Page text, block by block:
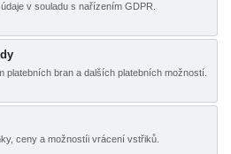
v souladu s nařízením GDPR.
platebních bran a dalších platebních možností.
ceny a možnostíi vrácení vstřiků.